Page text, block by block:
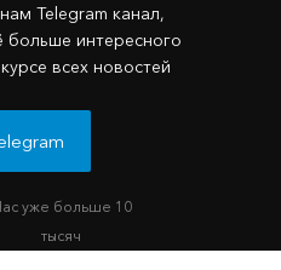
Telegram канал,
больше интересного
всех новостей
уже больше 10
тысяч